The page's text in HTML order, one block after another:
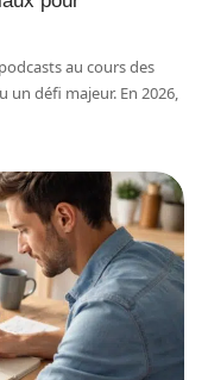
au cours des
défi majeur. En 2026,